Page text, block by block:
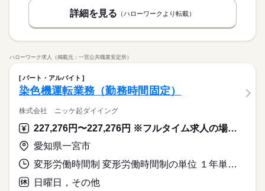
詳細を見る （ハローワークより転載）
ハローワーク求人（掲載元：一宮公共職業安定所）
パート・アルバイト
染色機運転業務（勤務時間固定）
株式会社 ニッケ起ダイイング
227,276円〜227,276円 ※フルタイム求人の場合は月額（換算額）、パート求人の場合は時間額を表示しています。
愛知県一宮市
変形労働時間制 変形労働時間制の単位 １年単位 就業時間１ 6時00分〜14時15分 就業時間２ 14時10分〜22時25分 就業時間に関する特記事項 ＊（１）・（２）のいずれか応相談
日曜日，その他